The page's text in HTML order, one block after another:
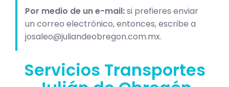
Por medio de un e-mail:si prefieres enviar
un correo electrónico, entonces, escribe a
josaleo@juliandeobregon.com.mx.
Servicios Transportes